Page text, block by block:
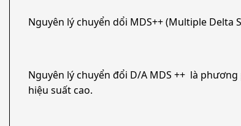
Nguyên lý chuyển dổi MDS++ (Multiple Delta
Nguyên lý chuyển đổi D/A MDS ++ là
hiệu suất cao.